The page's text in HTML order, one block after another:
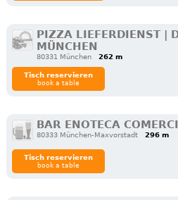
PIZZA LIEFERDIENST |
MÜNCHEN
80331 München 262 m
Tisch reservieren
book a table
BAR ENOTECA
80333 München-Maxvorstadt 296 m
Tisch reservieren
book a table